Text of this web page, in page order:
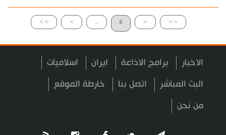
>> > ... 6 < <<
الاخبار برامج الاذاعة ايران اسلاميات
البث المباشر اتصل بنا خارطة الموقع
من نحن